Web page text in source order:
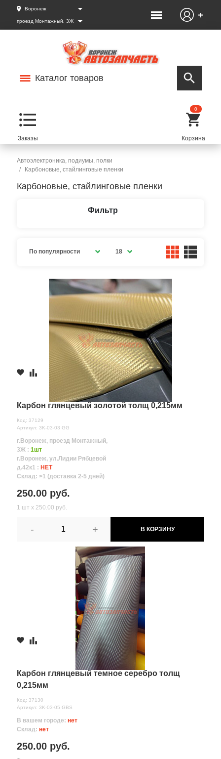
Воронеж
проезд Монтажный, 3Ж
Каталог товаров
0
Автоэлектроника, подиумы, полки
Карбоновые, стайлинговые пленки
Карбоновые, стайлинговые пленки
Фильтр
По популярности 18
Карбон глянцевый золотой толщ 0,215мм
Код: 37129
Артикул: 3K-03-03 GG
г.Воронеж, проезд Монтажный,
3Ж : 1шт
г.Воронеж, ул.Лидии Рябцевой
д.42к1 : НЕТ
Склад: >1 (доставка 2-5 дней)
250.00 руб.
1 шт х 250.00 руб.
- + В КОРЗИНУ
Карбон глянцевый темное серебро толщ
0,215мм
Код: 37130
Артикул: 3K-03-05 GBS
В вашем городе: нет
Склад: нет
250.00 руб.